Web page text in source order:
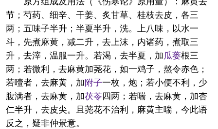
节；芍药、细辛、干姜、炙甘草、桂枝去皮，各三
两；五味子半升；半夏半升，洗。上八味，以水一
斗，先煮麻黄，减二升，去上沫，内诸药，煮取三
升，去滓，温服一升。若渴，去半夏，加瓜蒌根三
两；若微利，去麻黄加荛花，如一鸡子，熬令赤色；
若噎者，去麻黄，加附子一枚，炮；若小便不利，少
腹满者，去麻黄，加茯苓四两；若喘，去麻黄，加杏
仁半升，去皮尖。且荛花不治利，麻黄主喘，今此语
反之，疑非仲景意。